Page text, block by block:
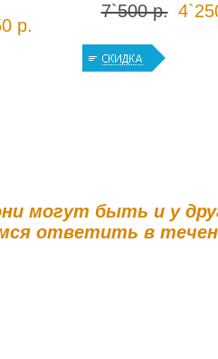
р.
7`500 р.
могут быть и у
ответить в